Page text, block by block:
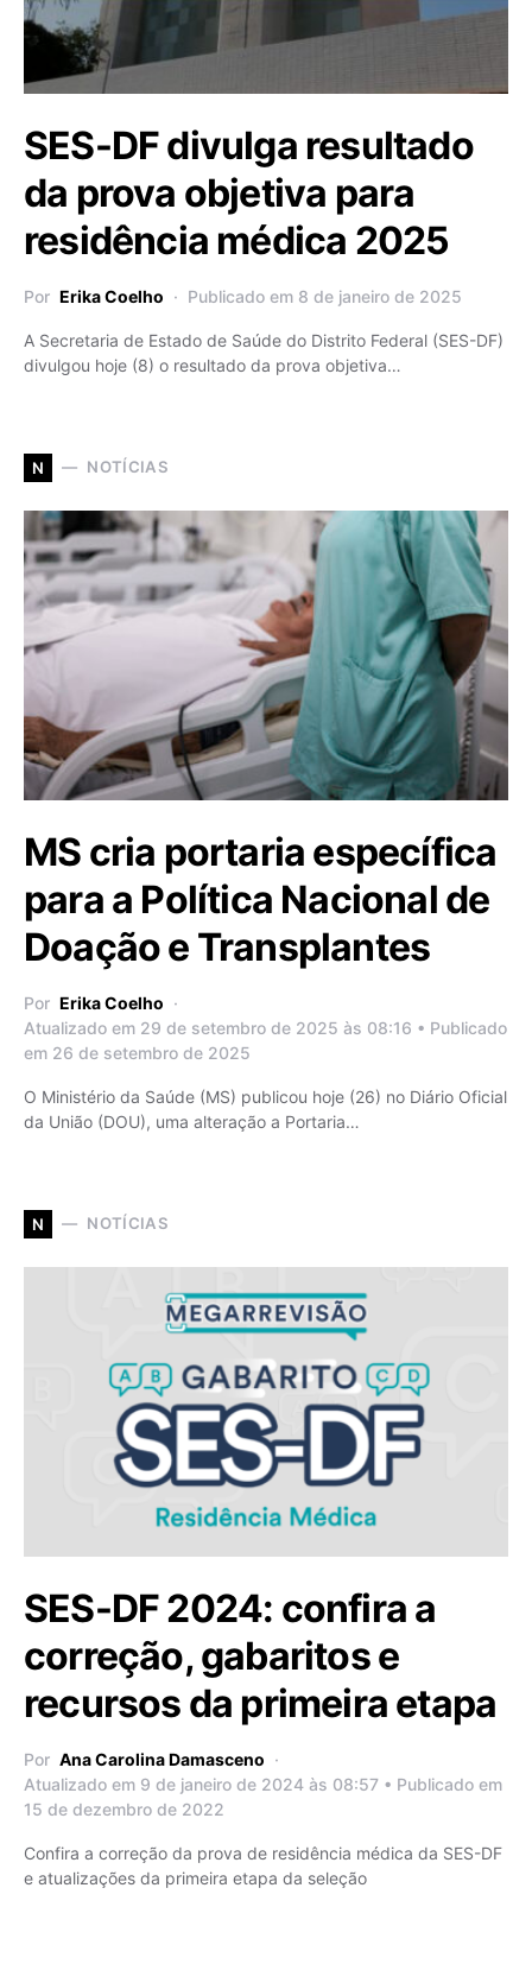
SES-DF divulga resultado
da prova objetiva para
residência médica 2025
Por Erika Coelho Publicado em 8 de janeiro de 2025
A Secretaria de Estado de Saúde do Distrito Federal (SES-DF)
divulgou hoje (8) o resultado da prova objetiva…
N NOTÍCIAS
MS cria portaria específica
para a Política Nacional de
Doação e Transplantes
Por Erika Coelho
Atualizado em 29 de setembro de 2025 às 08:16 • Publicado
em 26 de setembro de 2025
O Ministério da Saúde (MS) publicou hoje (26) no Diário Oficial
da União (DOU), uma alteração a Portaria…
N NOTÍCIAS
SES-DF 2024: confira a
correção, gabaritos e
recursos da primeira etapa
Por Ana Carolina Damasceno
Atualizado em 9 de janeiro de 2024 às 08:57 • Publicado em
15 de dezembro de 2022
Confira a correção da prova de residência médica da SES-DF
e atualizações da primeira etapa da seleção